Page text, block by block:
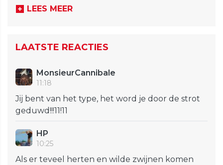
LEES MEER
LAATSTE REACTIES
MonsieurCannibale
11:18
Jij bent van het type, het word je door de strot
geduwd!!!11!11
HP
10:25
Als er teveel herten en wilde zwijnen komen